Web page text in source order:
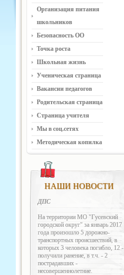
Организация питания
школьников
Безопасность ОО
Точка роста
Школьная жизнь
Ученическая страница
Вакансии педагогов
Родительская страница
Страница учителя
Мы в соц.сетях
Методическая копилка
НАШИ НОВОСТИ
ДПС
На территории МО "Гусевский
городской округ" за январь 2017
года произошло 5 дорожно-
транспортных происшествий, в
которых 3 человека погибло, 12 -
получили ранение, в т.ч. - 2
пострадавших -
несовершеннолетние.